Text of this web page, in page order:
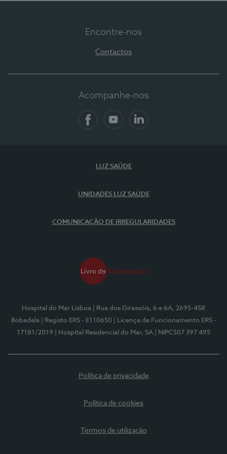
Encontre-nos
Contactos
Acompanhe-nos
LUZ SAÚDE
UNIDADES LUZ SAÚDE
COMUNICAÇÃO DE IRREGULARIDADES
Hospital do Mar Lisboa
| Rua dos Girassóis, 6 e 6A, 2695-458
Bobadela
| Registo ERS - E110650
| Licença de Funcionamento ERS -
17181/2019
| Hospital Residencial do Mar, SA | NIPC507 397 495
Política de privacidade
Política de cookies
Termos de utilização